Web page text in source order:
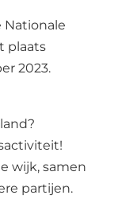
Nationale
plaats
2023.
wijk, samen
partijen.